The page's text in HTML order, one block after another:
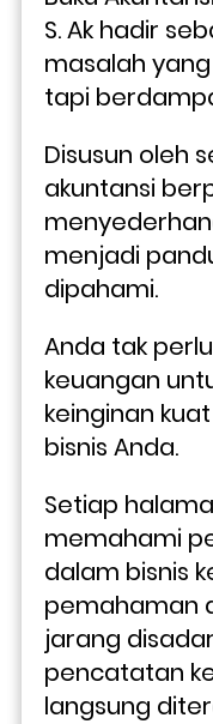
S. Ak hadir
masalah
tapi
Disusun oleh
akuntansi
menjadi
dipahami.
Anda tak
keuangan
keinginan
bisnis Anda.
Setiap
memahami
dalam bisnis
pemahaman
jarang
pencatatan
langsung